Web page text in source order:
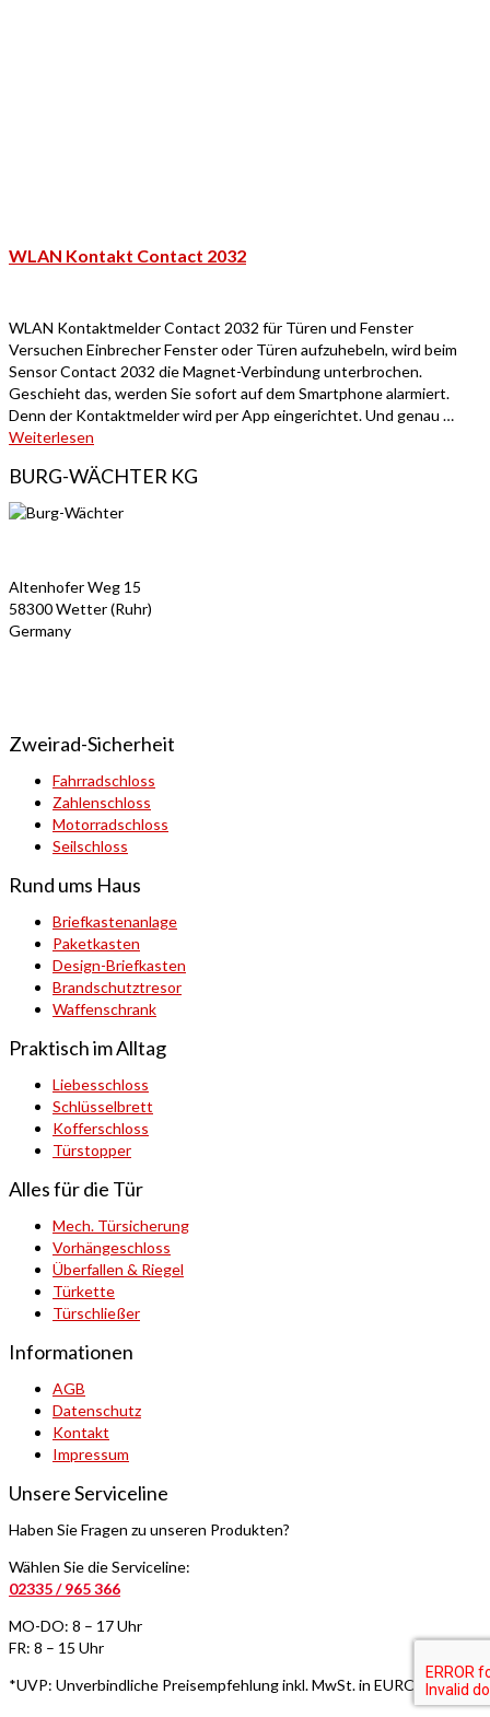
WLAN Kontakt Contact 2032
WLAN Kontaktmelder Contact 2032 für Türen und Fenster
Versuchen Einbrecher Fenster oder Türen aufzuhebeln, wird beim
Sensor Contact 2032 die Magnet-Verbindung unterbrochen.
Geschieht das, werden Sie sofort auf dem Smartphone alarmiert.
Denn der Kontaktmelder wird per App eingerichtet. Und genau …
Weiterlesen
BURG-WÄCHTER KG
Altenhofer Weg 15
58300 Wetter (Ruhr)
Germany
Zweirad-Sicherheit
Fahrradschloss
Zahlenschloss
Motorradschloss
Seilschloss
Rund ums Haus
Briefkastenanlage
Paketkasten
Design-Briefkasten
Brandschutztresor
Waffenschrank
Praktisch im Alltag
Liebesschloss
Schlüsselbrett
Kofferschloss
Türstopper
Alles für die Tür
Mech. Türsicherung
Vorhängeschloss
Überfallen & Riegel
Türkette
Türschließer
Informationen
AGB
Datenschutz
Kontakt
Impressum
Unsere Serviceline
Haben Sie Fragen zu unseren Produkten?
Wählen Sie die Serviceline:
02335 / 965 366
MO-DO: 8 – 17 Uhr
FR: 8 – 15 Uhr
*UVP: Unverbindliche Preisempfehlung inkl. MwSt. in EURO